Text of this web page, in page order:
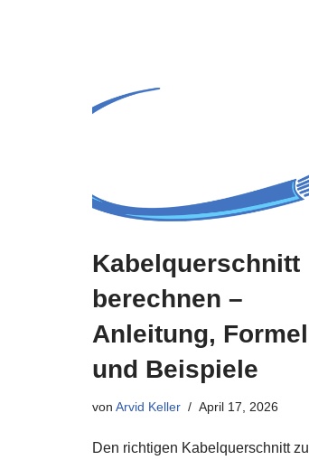
Kabelquerschnitt
berechnen –
Anleitung, Formel
und Beispiele
von Arvid Keller April 17, 2026
Den richtigen Kabelquerschnitt zu